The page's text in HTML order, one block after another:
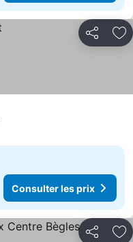
Partager
Consulter les prix
Partager